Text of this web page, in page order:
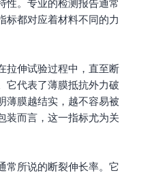
性。专业的检测报告通常
标都对应着材料不同的力
拉伸试验过程中，直至断
它代表了薄膜抵抗外力破
薄膜越结实，越不容易被
装而言，这一指标尤为关
常所说的断裂伸长率。它